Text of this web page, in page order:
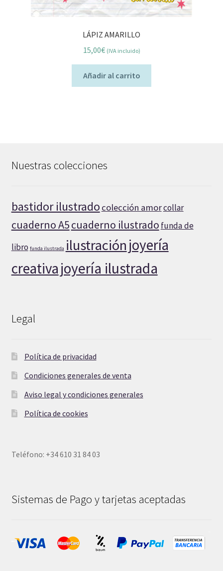
LÁPIZ AMARILLO
15,00€ (IVA incluido)
Añadir al carrito
Nuestras colecciones
bastidor ilustrado colección amorcollar
cuaderno A5cuaderno ilustrado funda de
libro funda ilustrada ilustraciónjoyería
creativajoyería ilustrada
Legal
Política de privacidad
Condiciones generales de venta
Aviso legal y condiciones generales
Política de cookies
Teléfono: +34 610 31 84 03
Sistemas de Pago y tarjetas aceptadas